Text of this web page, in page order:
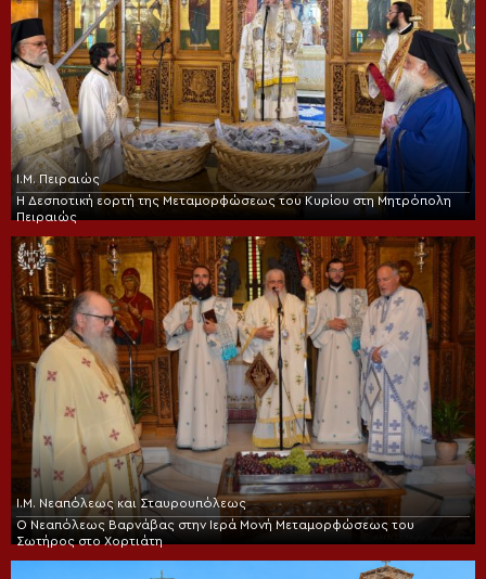
Ι.Μ. Πειραιώς
Η Δεσποτική εορτή της Μεταμορφώσεως του Κυρίου στη Μητρόπολη
Πειραιώς
Ι.Μ. Νεαπόλεως και Σταυρουπόλεως
Ο Νεαπόλεως Βαρνάβας στην Ιερά Μονή Μεταμορφώσεως του
Σωτήρος στο Χορτιάτη